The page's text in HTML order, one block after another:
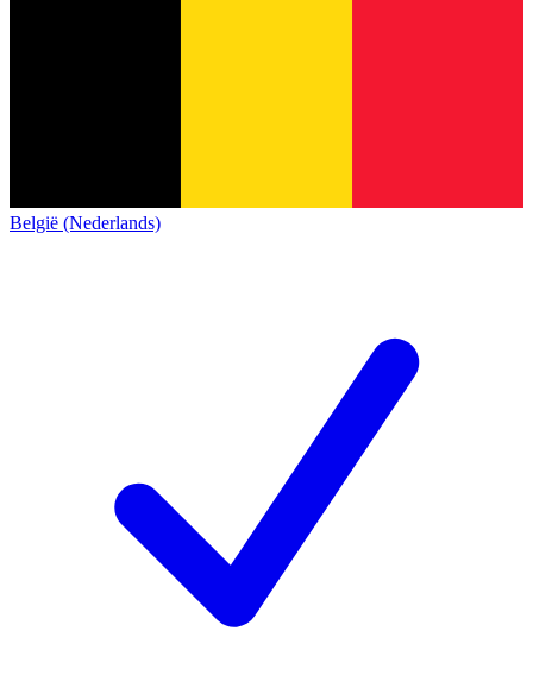
België (Nederlands)